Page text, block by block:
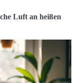
Luft an heißen